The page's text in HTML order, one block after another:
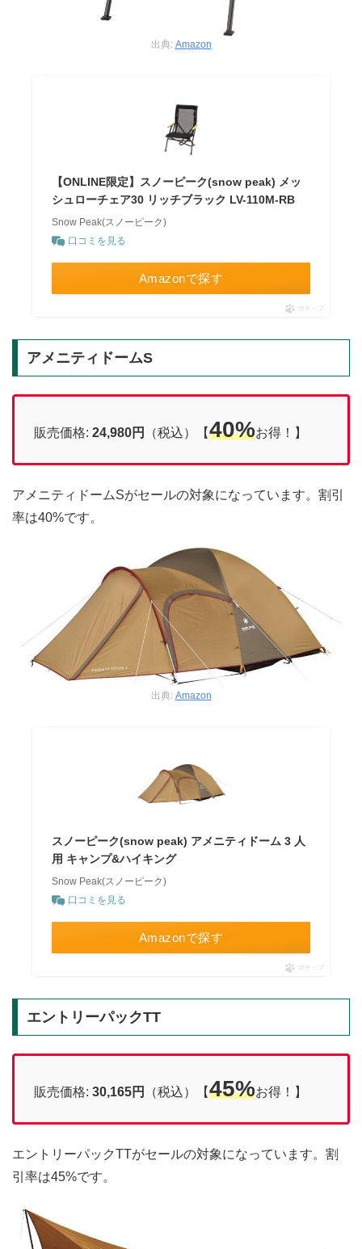
出典: Amazon
【ONLINE限定】スノーピーク(snow peak) メッ
シュローチェア30 リッチブラック LV-110M-RB
Snow Peak(スノーピーク)
口コミを見る
Amazonで探す
ポチップ
アメニティドームS
販売価格: 24,980円 （税込）【40%お得！】
アメニティドームSがセールの対象になっています。割引
率は40%です。
出典: Amazon
スノーピーク(snow peak) アメニティドーム 3 人
用 キャンプ&ハイキング
Snow Peak(スノーピーク)
口コミを見る
Amazonで探す
ポチップ
エントリーパックTT
販売価格: 30,165円 （税込）【45%お得！】
エントリーパックTTがセールの対象になっています。割
引率は45%です。